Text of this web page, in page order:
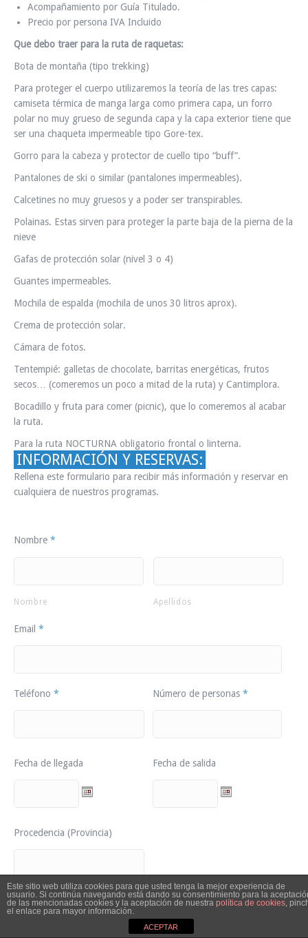
Acompañamiento por Guía Titulado.
Precio por persona IVA Incluido
Que debo traer para la ruta de raquetas:
Bota de montaña (tipo trekking)
Para proteger el cuerpo utilizaremos la teoría de las tres capas:
camiseta térmica de manga larga como primera capa, un forro
polar no muy grueso de segunda capa y la capa exterior tiene que
ser una chaqueta impermeable tipo Gore-tex.
Gorro para la cabeza y protector de cuello tipo “buff”.
Pantalones de ski o similar (pantalones impermeables).
Calcetines no muy gruesos y a poder ser transpirables.
Polainas. Estas sirven para proteger la parte baja de la pierna de la
nieve
Gafas de protección solar (nivel 3 o 4)
Guantes impermeables.
Mochila de espalda (mochila de unos 30 litros aprox).
Crema de protección solar.
Cámara de fotos.
Tentempié: galletas de chocolate, barritas energéticas, frutos
secos… (comeremos un poco a mitad de la ruta) y Cantimplora.
Bocadillo y fruta para comer (picnic), que lo comeremos al acabar
la ruta.
Para la ruta NOCTURNA obligatorio frontal o linterna.
INFORMACIÓN Y RESERVAS:
Rellena este formulario para recibir más información y reservar en
cualquiera de nuestros programas.
Nombre *
Nombre Apellidos
Email *
Teléfono * Número de personas *
Fecha de llegada Fecha de salida
Procedencia (Provincia)
Comentarios
Este sitio web utiliza cookies para que usted tenga la mejor experiencia de
usuario. Si continúa navegando está dando su consentimiento para la
de las mencionadas cookies y la aceptación de nuestra política de cookies,
el enlace para mayor información.
ACEPTAR